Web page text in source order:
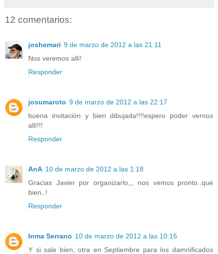
12 comentarios:
joshemari 9 de marzo de 2012 a las 21:11
Nos veremos allí!
Responder
josumaroto 9 de marzo de 2012 a las 22:17
buena invitación y bien dibujada!!!!espero poder vernos
allí!!!
Responder
AnA 10 de marzo de 2012 a las 1:18
Gracias Javier por organizarlo,,, nos vemos pronto..qué
bien..!
Responder
Inma Serrano 10 de marzo de 2012 a las 10:15
Y si sale bien, otra en Septiembre para los damnificados